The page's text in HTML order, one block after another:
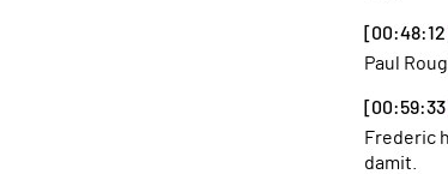
Paul
Frederic hat sich Octopress in der letzten Zeit genauer angesehen und berichtet uns über seine Erfahrungen
damit.